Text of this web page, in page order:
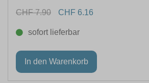
CHF 7.90
CHF 6.16
sofort lieferbar